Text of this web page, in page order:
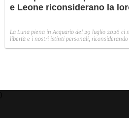
e Leone riconsiderano la
La Luna piena in Acquario del 29 luglio 2026 ci
libertà e i nostri istinti personali,